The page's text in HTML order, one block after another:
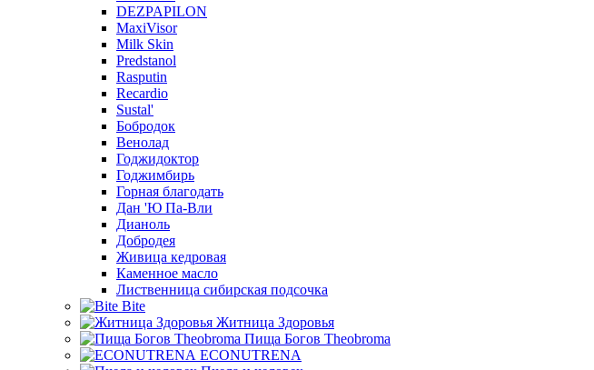
DEZPAPILON
MaxiVisor
Milk Skin
Predstanol
Rasputin
Recardio
Sustal'
Бобродок
Венолад
Годжидоктор
Годжимбирь
Горная благодать
Дан 'Ю Па-Вли
Дианоль
Добродея
Живица кедровая
Каменное масло
Лиственница сибирская подсочка
Bite
Житница Здоровья
Пища Богов Theobroma
ECONUTRENA